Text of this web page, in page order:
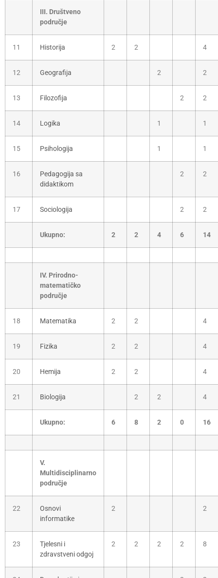
III. Društveno
područje
11 Historija 2 2 4
12 Geografija 2 2
13 Filozofija 2 2
14 Logika 1 1
15 Psihologija 1 1
16
Pedagogija sa
didaktikom
2 2
17 Sociologija 2 2
Ukupno: 2 2 4 6 14
IV. Prirodno-
matematičko
područje
18 Matematika 2 2 4
19 Fizika 2 2 4
20 Hemija 2 2 4
21 Biologija 2 2 4
Ukupno: 6 8 2 0 16
V.
Multidisciplinarno
područje
22
Osnovi
informatike
2 2
23
Tjelesni i
zdravstveni odgoj
2 2 2 2 8